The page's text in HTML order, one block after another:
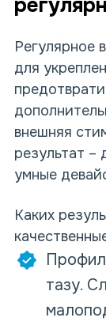
Регулярное
для
внешняя
результат –
умные
Каких
тазу.